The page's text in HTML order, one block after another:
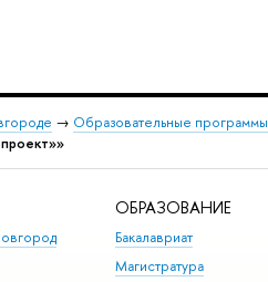
→ Образовательные программы
ОБРАЗОВАНИЕ
Бакалавриат
Магистратура